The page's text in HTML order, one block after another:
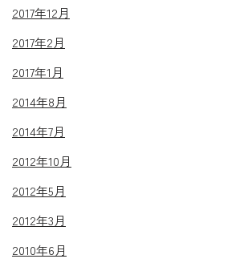
2017年12月
2017年2月
2017年1月
2014年8月
2014年7月
2012年10月
2012年5月
2012年3月
2010年6月